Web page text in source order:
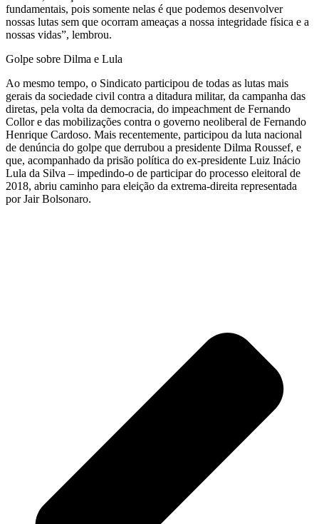
fundamentais, pois somente nelas é que podemos desenvolver
nossas lutas sem que ocorram ameaças a nossa integridade física e a
nossas vidas”, lembrou.
Golpe sobre Dilma e Lula
Ao mesmo tempo, o Sindicato participou de todas as lutas mais
gerais da sociedade civil contra a ditadura militar, da campanha das
diretas, pela volta da democracia, do impeachment de Fernando
Collor e das mobilizações contra o governo neoliberal de Fernando
Henrique Cardoso. Mais recentemente, participou da luta nacional
de denúncia do golpe que derrubou a presidente Dilma Roussef, e
que, acompanhado da prisão política do ex-presidente Luiz Inácio
Lula da Silva – impedindo-o de participar do processo eleitoral de
2018, abriu caminho para eleição da extrema-direita representada
por Jair Bolsonaro.